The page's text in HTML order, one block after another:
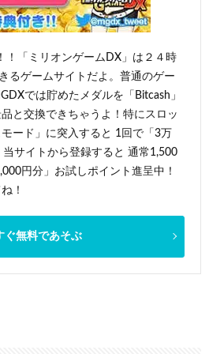
！「ミリオンゲームDX」は２４時
るゲームサイトだよ。普通のゲー
では貯めたメダルを「Bitcash」
と交換できちゃうよ！特にスロッ
モード」に突入すると 1回で「3万
当サイトから登録すると 通常1,500
円分」お試しポイント進呈中！
！
ぐ無料であそぶ